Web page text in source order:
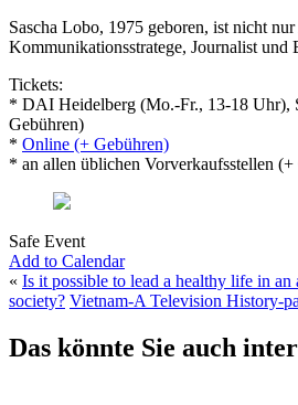
Sascha Lobo, 1975 geboren, ist nicht
Kommunikationsstratege, Journalist und
Tickets:
* DAI Heidelberg (Mo.-Fr., 13-18 Uhr),
Gebühren)
* Online (+ Gebühren)
* an allen üblichen Vorverkaufsstellen (+
Safe Event
Add to Calendar
« Is it possible to lead a healthy life in an
society? Vietnam-A Television History-
Das könnte Sie auch